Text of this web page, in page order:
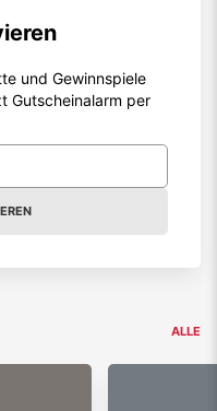
und Gewinnspiele
Gutscheinalarm per
ALLE